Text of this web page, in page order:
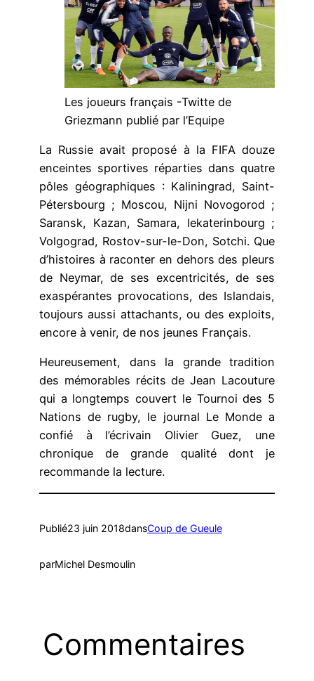
Les joueurs français -Twitte de
Griezmann publié par l’Equipe
La Russie avait proposé à la FIFA douze
enceintes sportives réparties dans quatre
pôles géographiques : Kaliningrad, Saint-
Pétersbourg ; Moscou, Nijni Novogorod ;
Saransk, Kazan, Samara, Iekaterinbourg ;
Volgograd, Rostov-sur-le-Don, Sotchi. Que
d’histoires à raconter en dehors des pleurs
de Neymar, de ses excentricités, de ses
exaspérantes provocations, des Islandais,
toujours aussi attachants, ou des exploits,
encore à venir, de nos jeunes Français.
Heureusement, dans la grande tradition
des mémorables récits de Jean Lacouture
qui a longtemps couvert le Tournoi des 5
Nations de rugby, le journal Le Monde a
confié à l’écrivain Olivier Guez, une
chronique de grande qualité dont je
recommande la lecture.
Publié23 juin 2018dansCoup de Gueule
parMichel Desmoulin
Commentaires